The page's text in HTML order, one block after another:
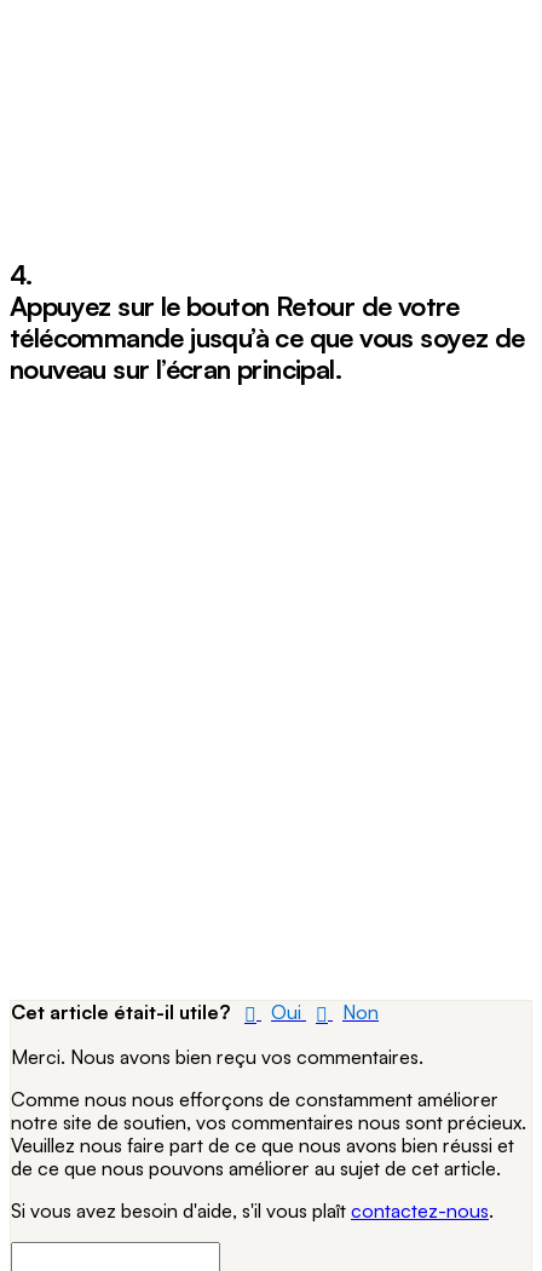
4.
Appuyez sur le bouton Retour de votre
télécommande jusqu’à ce que vous soyez de
nouveau sur l’écran principal.
Cet article était-il utile? Oui
Non
Merci. Nous avons bien reçu vos commentaires.
Comme nous nous efforçons de constamment améliorer
notre site de soutien, vos commentaires nous sont précieux.
Veuillez nous faire part de ce que nous avons bien réussi et
de ce que nous pouvons améliorer au sujet de cet article.
Si vous avez besoin d'aide, s'il vous plaît contactez-nous.